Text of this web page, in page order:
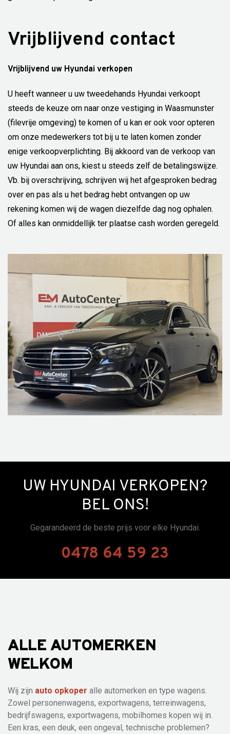
Vrijblijvend contact
Vrijblijvend uw Hyundai verkopen
U heeft wanneer u uw tweedehands Hyundai verkoopt
steeds de keuze om naar onze vestiging in Waasmunster
(filevrije omgeving) te komen of u kan er ook voor opteren
om onze medewerkers tot bij u te laten komen zonder
enige verkoopverplichting. Bij akkoord van de verkoop van
uw Hyundai aan ons, kiest u steeds zelf de betalingswijze.
Vb. bij overschrijving, schrijven wij het afgesproken bedrag
over en pas als u het bedrag hebt ontvangen op uw
rekening komen wij de wagen diezelfde dag nog ophalen.
Of alles kan onmiddellijk ter plaatse cash worden geregeld.
UW HYUNDAI VERKOPEN?
BEL ONS!
Gegarandeerd de beste prijs voor elke Hyundai.
0478 64 59 23
ALLE AUTOMERKEN
WELKOM
Wij zijn auto opkoper alle automerken en type wagens.
Zowel personenwagens, exportwagens, terreinwagens,
bedrijfswagens, exportwagens, mobilhomes kopen wij in.
Een kras, een deuk, een ongeval, technische problemen?